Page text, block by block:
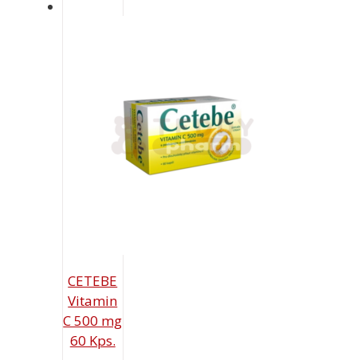
CETEBE
Vitamin
C 500 mg
60 Kps.